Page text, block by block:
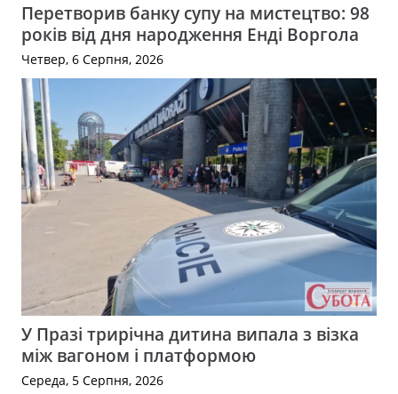
Перетворив банку супу на мистецтво: 98
років від дня народження Енді Воргола
Четвер, 6 Серпня, 2026
У Празі трирічна дитина випала з візка
між вагоном і платформою
Середа, 5 Серпня, 2026